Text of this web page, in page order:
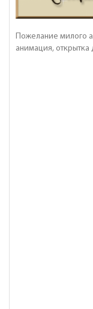
Пожелание милого
анимация, открытка